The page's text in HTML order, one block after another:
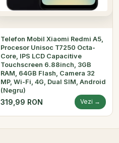
Telefon Mobil Xiaomi Redmi A5,
Procesor Unisoc T7250 Octa-
Core, IPS LCD Capacitive
Touchscreen 6.88inch, 3GB
RAM, 64GB Flash, Camera 32
MP, Wi-Fi, 4G, Dual SIM, Android
(Negru)
319,99 RON Vezi →